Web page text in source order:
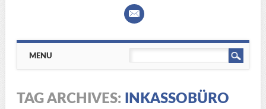
Main menu
MENU
TAG ARCHIVES: INKASSOBÜRO